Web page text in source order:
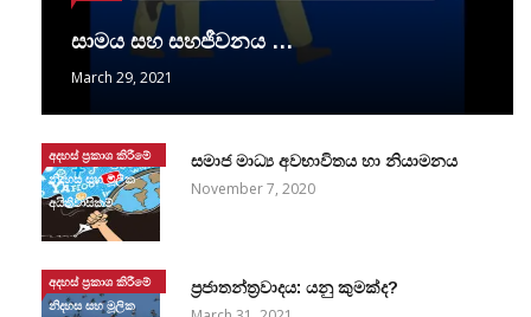
සාමය සහ සහජීවනය …
March 29, 2021
අදහස් ප්‍රකාශ කිරීමේ
නිදහස සහ මූලික
අයිතිවාසිකම්
සමාජ මාධ්‍ය අවභාවිතය හා නියාමනය
November 7, 2020
අදහස් ප්‍රකාශ කිරීමේ
නිදහස සහ මූලික
ප්‍රජාතන්ත්‍රවාදය: යනු කුමක්ද?